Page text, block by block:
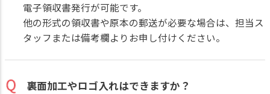
電子領収書発行が可能です。
他の形式の領収書や原本の郵送が必要な場合は、担当ス
タッフまたは備考欄よりお申し付けください。
裏面加工やロゴ入れはできますか？